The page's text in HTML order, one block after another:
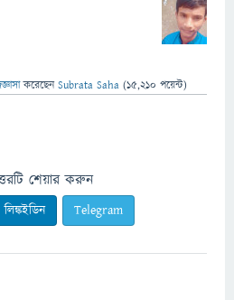
করেছেনSubrata Saha (15,210 পয়েন্ট)
শেয়ার করুন
লিঙ্কইডিন Telegram